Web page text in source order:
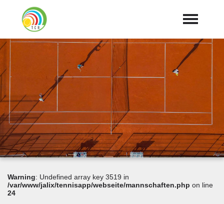
Home
Aktuelles expand_more
Tennis expand_more
Training expand_more
Club expand_more
Galerie
Downloads
Warning: Undefined array key 3519 in
/var/www/jalix/tennisapp/webseite/mannschaften.php on line
24